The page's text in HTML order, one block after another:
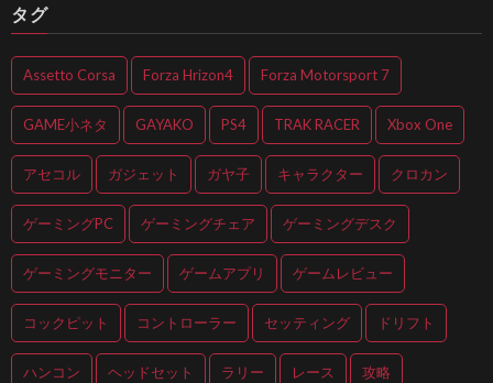
タグ
Assetto Corsa Forza Hrizon4 Forza Motorsport 7
GAME小ネタ GAYAKO PS4 TRAK RACER Xbox One
アセコル ガジェット ガヤ子 キャラクター クロカン
ゲーミングPC ゲーミングチェア ゲーミングデスク
ゲーミングモニター ゲームアプリ ゲームレビュー
コックピット コントローラー セッティング ドリフト
ハンコン ヘッドセット ラリー レース 攻略